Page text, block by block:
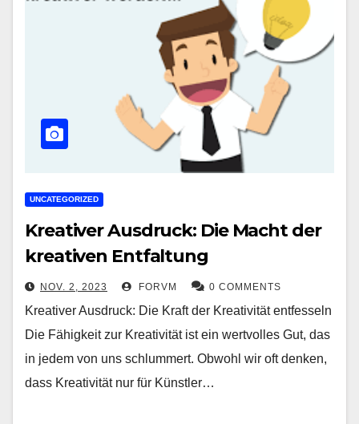
UNCATEGORIZED
Kreativer Ausdruck: Die Macht der
kreativen Entfaltung
NOV. 2, 2023 FORVM 0 COMMENTS
Kreativer Ausdruck: Die Kraft der Kreativität entfesseln
Die Fähigkeit zur Kreativität ist ein wertvolles Gut, das
in jedem von uns schlummert. Obwohl wir oft denken,
dass Kreativität nur für Künstler…